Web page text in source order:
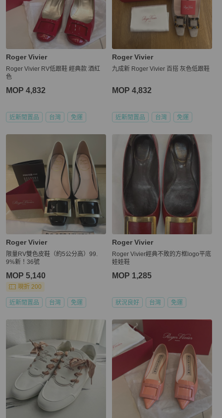
Roger Vivier
Roger Vivier RV低跟鞋 經典款 酒紅
色
MOP 4,832
近新閒置品 台灣 免運
Roger Vivier
九成新 Roger Vivier 百搭 灰色低跟鞋
MOP 4,832
近新閒置品 台灣 免運
Roger Vivier
限量RV雙色皮鞋（約5公分高）99.
9%新！36號
MOP 5,140
現折 200
近新閒置品 台灣 免運
Roger Vivier
Roger Vivier經典不敗的方框logo平底
娃娃鞋
MOP 1,285
狀況良好 台灣 免運